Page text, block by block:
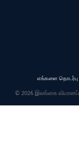
எங்களை
© 2026 இலங்கை